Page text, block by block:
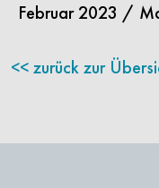
Februar 2023 /
zurück zur